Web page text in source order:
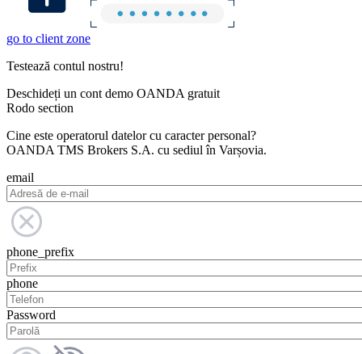
go to client zone
Testează contul nostru!
Deschideți un cont demo OANDA gratuit
Rodo section
Cine este operatorul datelor cu caracter personal?
OANDA TMS Brokers S.A. cu sediul în Varșovia.
email
phone_prefix
phone
Password